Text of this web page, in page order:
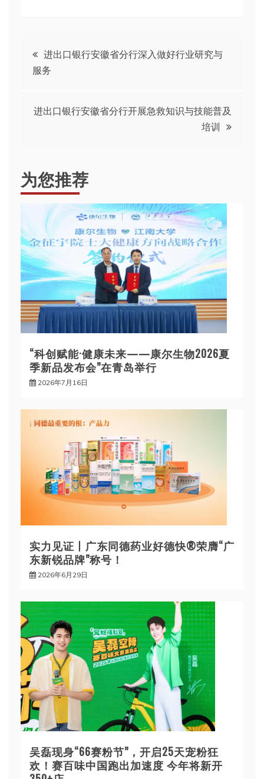
文
章
导
进出口银行安徽省分行深入做好行业研究与
服务
进出口银行安徽省分行开展急救知识与技能普及
培训
为您推荐
“科创赋能·健康未来——康尔生物2026夏
季新品发布会”在青岛举行
2026年7月16日
实力见证丨广东同德药业好德快®荣膺“广
东新锐品牌”称号！
2026年6月29日
吴磊现身“66赛粉节”，开启25天宠粉狂
欢！赛百味中国跑出加速度 今年将新开